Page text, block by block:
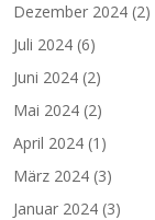
Dezember 2024 (2)
Juli 2024 (6)
Juni 2024 (2)
Mai 2024 (2)
April 2024 (1)
März 2024 (3)
Januar 2024 (3)